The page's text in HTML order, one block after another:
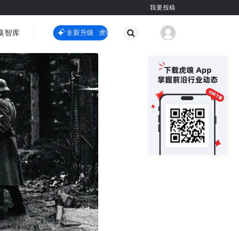
我要投稿
国际热点
其他
智库 虎嗅嗅全新升级 虎嗅嗅全新升级